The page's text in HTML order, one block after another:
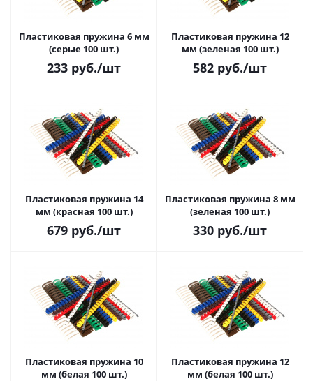
Пластиковая пружина 6 мм
(серые 100 шт.)
233 руб./шт
Пластиковая пружина 12
мм (зеленая 100 шт.)
582 руб./шт
Пластиковая пружина 14
мм (красная 100 шт.)
679 руб./шт
Пластиковая пружина 8 мм
(зеленая 100 шт.)
330 руб./шт
Пластиковая пружина 10
мм (белая 100 шт.)
Пластиковая пружина 12
мм (белая 100 шт.)